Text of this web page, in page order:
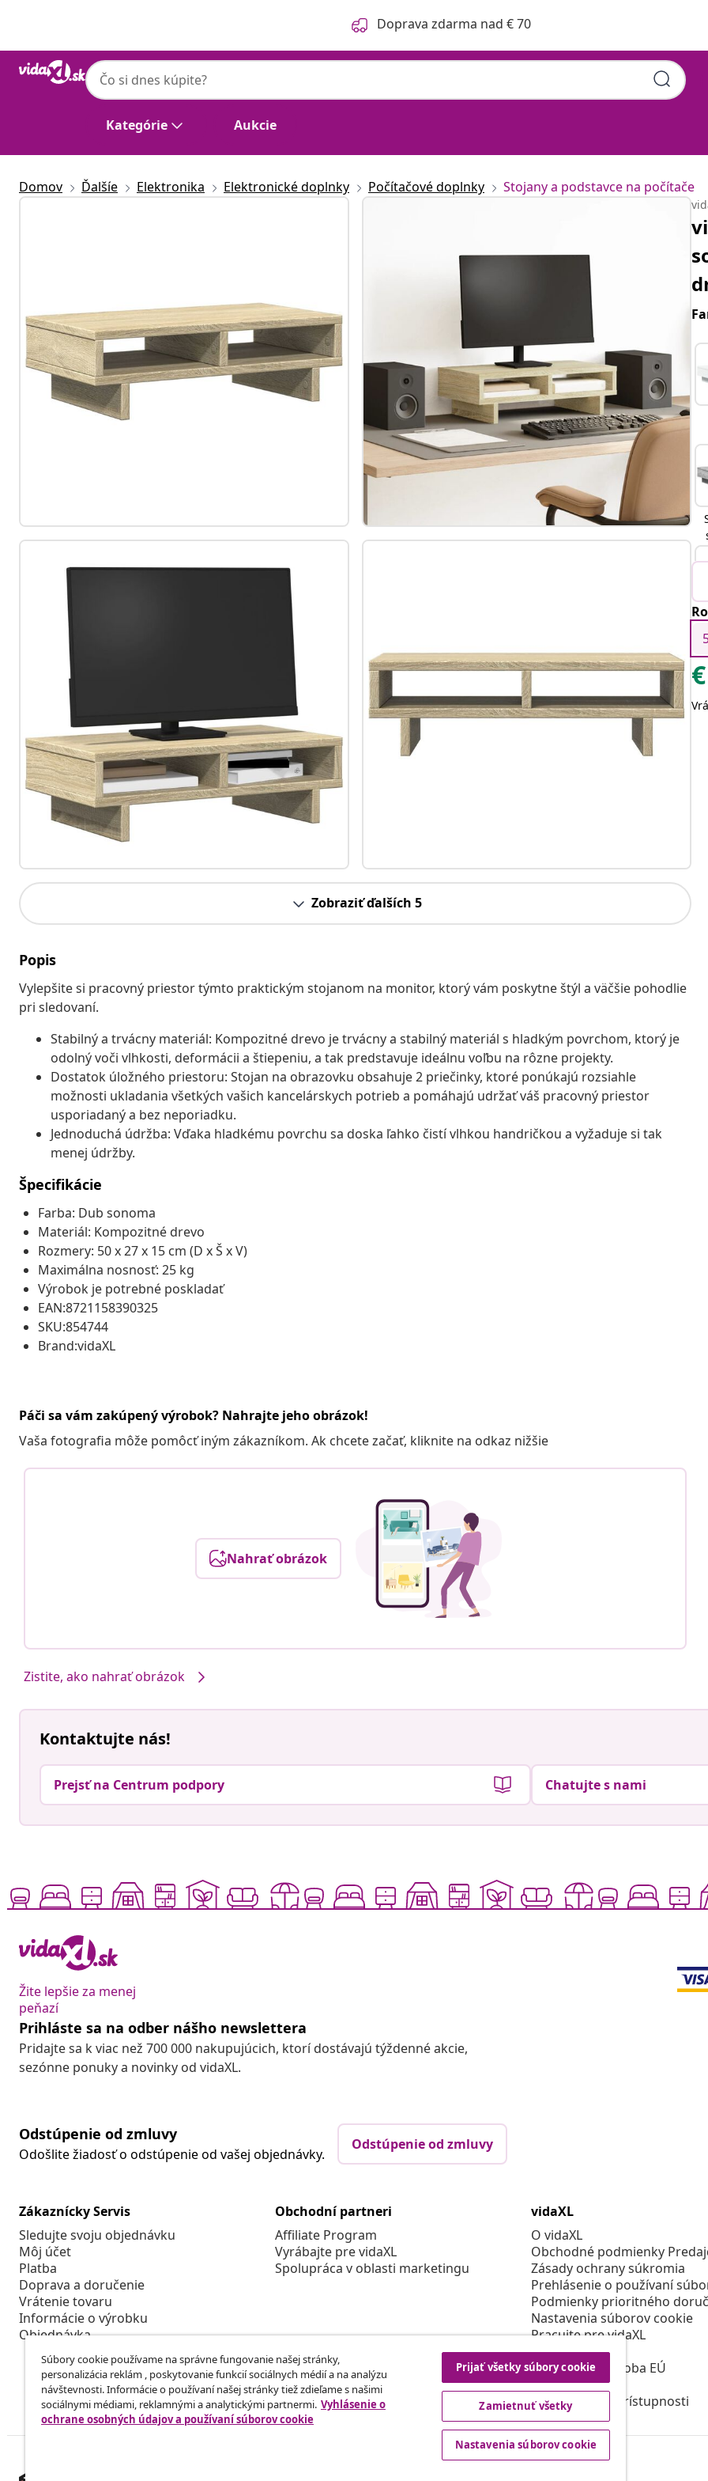
Doprava zdarma nad € 70
Kategórie Aukcie
Domov Ďalšíe Elektronika Elektronické doplnky Počítačové doplnky Stojany a podstavce na počítače
Zobraziť ďalších 5
Popis
Vylepšite si pracovný priestor týmto praktickým stojanom na monitor, ktorý vám poskytne štýl a väčšie pohodlie
pri sledovaní.
Stabilný a trvácny materiál: Kompozitné drevo je trvácny a stabilný materiál s hladkým povrchom, ktorý je
odolný voči vlhkosti, deformácii a štiepeniu, a tak predstavuje ideálnu voľbu na rôzne projekty.
Dostatok úložného priestoru: Stojan na obrazovku obsahuje 2 priečinky, ktoré ponúkajú rozsiahle
možnosti ukladania všetkých vašich kancelárskych potrieb a pomáhajú udržať váš pracovný priestor
usporiadaný a bez neporiadku.
Jednoduchá údržba: Vďaka hladkému povrchu sa doska ľahko čistí vlhkou handričkou a vyžaduje si tak
menej údržby.
Špecifikácie
Farba: Dub sonoma
Materiál: Kompozitné drevo
Rozmery: 50 x 27 x 15 cm (D x Š x V)
Maximálna nosnosť: 25 kg
Výrobok je potrebné poskladať
EAN:8721158390325
SKU:854744
Brand:vidaXL
Páči sa vám zakúpený výrobok? Nahrajte jeho obrázok!
Vaša fotografia môže pomôcť iným zákazníkom. Ak chcete začať, kliknite na odkaz nižšie
Nahrať obrázok
Zistite, ako nahrať obrázok
€
Kontaktujte nás!
Prejsť na Centrum podpory Chatujte s nami
Žite lepšie za menej
peňazí
Prihláste sa na odber nášho newslettera
Pridajte sa k viac než 700 000 nakupujúcich, ktorí dostávajú týždenné akcie,
sezónne ponuky a novinky od vidaXL.
Odstúpenie od zmluvy
Odošlite žiadosť o odstúpenie od vašej objednávky.
Odstúpenie od zmluvy
Zákaznícky Servis
Sledujte svoju objednávku
Môj účet
Platba
Doprava a doručenie
Vrátenie tovaru
Informácie o výrobku
Objednávka
Obchodní partneri
Affiliate Program
Vyrábajte pre vidaXL
Spolupráca v oblasti marketingu
vidaXL
O vidaXL
Obchodné podmienky
Zásady ochrany súkromia
Prehlásenie o používaní
Podmienky prioritného
Nastavenia súborov cookie
Pracujte pre vidaXL
Bezpečnosť
Zodpovedná osoba EÚ
Politikou EPR
Prehlásenie o prístupnosti
Súbory cookie používame na správne fungovanie našej stránky,
personalizácia reklám , poskytovanie funkcií sociálnych médií a na analýzu
návštevnosti. Informácie o používaní našej stránky tiež zdieľame s našimi
sociálnymi médiami, reklamnými a analytickými partnermi. Vyhlásenie o
ochrane osobných údajov a používaní súborov cookie
Prijať všetky súbory cookie
Zamietnuť všetky
Nastavenia súborov cookie